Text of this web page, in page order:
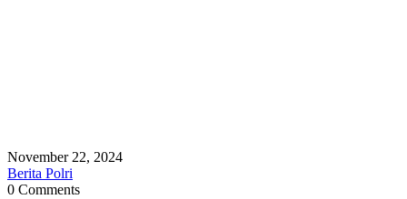
November 22, 2024
Berita Polri
0 Comments